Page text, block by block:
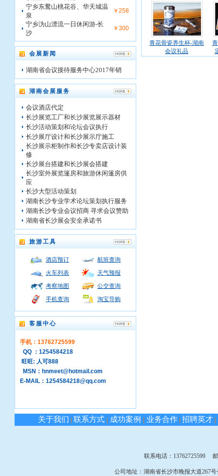
宁乡东鹜山桃花谷、华天城温
泉
￥258
宁乡沩山漂流一日休闲游-长
沙
￥300
会展新闻
湖南省会议接待服务中心2017年销
湖南会展服务
会议酒店代定
长沙展览工厂和长沙展览展示器材
长沙活动策划和论坛会议执行
长沙展厅设计和长沙展示厅施工
长沙展示柜制作和长沙专卖店设计装
修
长沙展台搭建和长沙展会搭建
长沙室外展览篷房和旅游休闲篷房供
应
长沙大型活动策划
湖南长沙专业学术论坛策划执行服务
湖南长沙专业会议招商 寻求会议赞助
湖南省长沙展会安全承诺书
旅游工具
酒店预订
航班查询
火车列表
天气预报
考察地图
公交查询
手机查询
淘宝导购
客服中心
手机：13762725599
QQ ：1254584218
旺旺: 人可888
MSN：hnmeet@hotmail.com
E-MAIL：1254584218@qq.com
青花骨瓷养生杯-湖南
会议礼品
关于我们 | 联系方式 | 成功案例 | 业务合作 | 招聘英才 |
联系电话：13762725599
公司地址：湖南省长沙市晚报大道267